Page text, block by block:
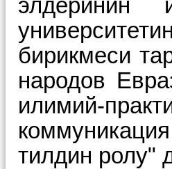
элдеринин
бирикмеси
народов
илимий-
тилдин ролу"